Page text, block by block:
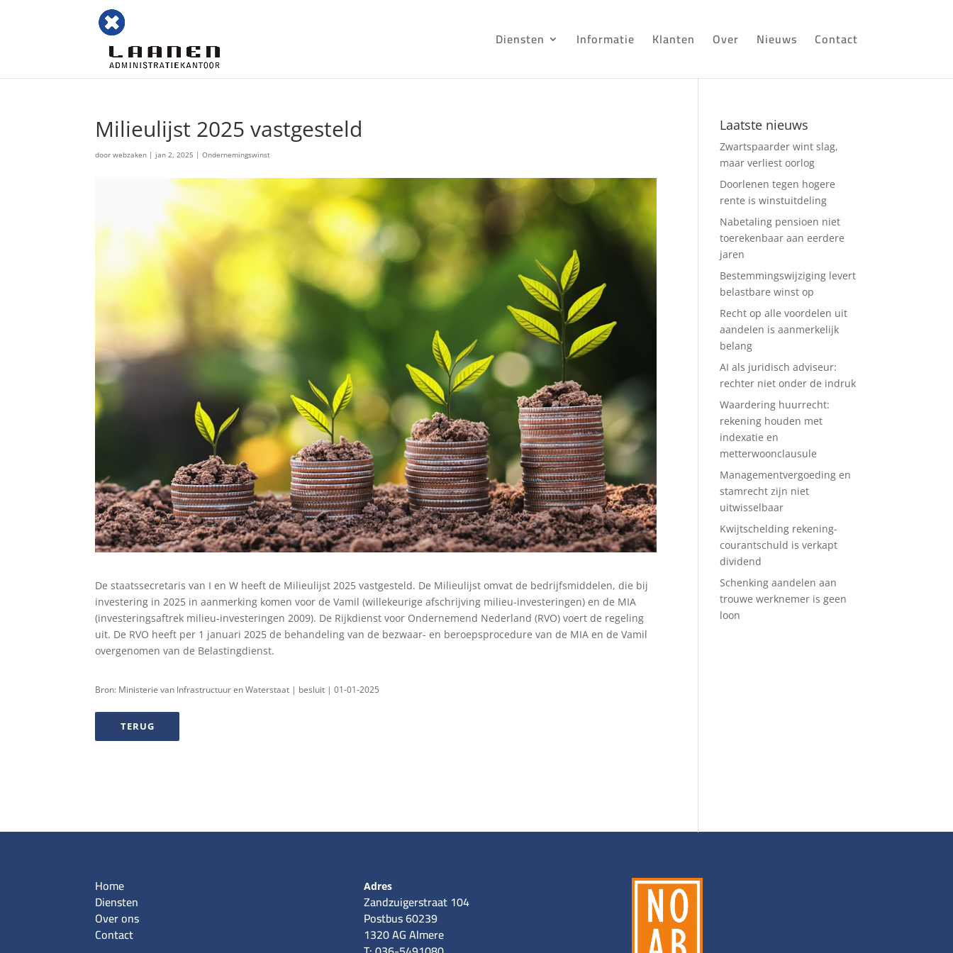
Diensten Informatie Klanten Over Nieuws Contact
Milieulijst 2025 vastgesteld
doorwebzaken | jan 2, 2025 |Ondernemingswinst
De staatssecretaris van I en W heeft de Milieulijst 2025 vastgesteld. De Milieulijst omvat de bedrijfsmiddelen, die bij
investering in 2025 in aanmerking komen voor de Vamil (willekeurige afschrijving milieu-investeringen) en de MIA
(investeringsaftrek milieu-investeringen 2009). De Rijkdienst voor Ondernemend Nederland (RVO) voert de regeling
uit. De RVO heeft per 1 januari 2025 de behandeling van de bezwaar- en beroepsprocedure van de MIA en de Vamil
overgenomen van de Belastingdienst.
Bron: Ministerie van Infrastructuur en Waterstaat | besluit | 01-01-2025
TERUG
Laatste nieuws
Zwartspaarder wint slag,
maar verliest oorlog
Doorlenen tegen hogere
rente is winstuitdeling
Nabetaling pensioen niet
toerekenbaar aan eerdere
jaren
Bestemmingswijziging levert
belastbare winst op
Recht op alle voordelen uit
aandelen is aanmerkelijk
belang
AI als juridisch adviseur:
rechter niet onder de indruk
Waardering huurrecht:
rekening houden met
indexatie en
metterwoonclausule
Managementvergoeding en
stamrecht zijn niet
uitwisselbaar
Kwijtschelding rekening-
courantschuld is verkapt
dividend
Schenking aandelen aan
trouwe werknemer is geen
loon
Home
Diensten
Over ons
Contact
Adres
Zandzuigerstraat 104
Postbus 60239
1320 AG Almere